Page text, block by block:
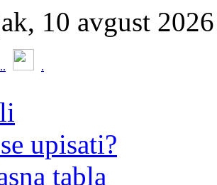
10 avgust 2026
.. .
upisati?
tabla